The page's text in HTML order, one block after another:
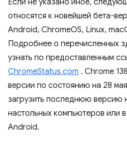
Если не указано иное,
относятся к новейшей бета-
Android, ChromeOS, Linux,
Подробнее о перечисленных
узнать по предоставленным
ChromeStatus.com . Chrome
версии по состоянию на 28
загрузить последнюю версию
настольных компьютеров или
Android.